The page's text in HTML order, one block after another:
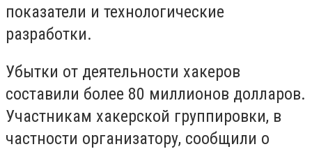
показатели и технологические
разработки.
Убытки от деятельности хакеров
составили более 80 миллионов долларов.
Участникам хакерской группировки, в
частности организатору, сообщили о